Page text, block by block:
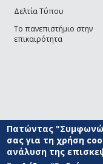
Δελτία Τύπου
Το πανεπιστήμιο στην
επικαιρότητα
© ΠΑΝΕΠΙΣΤΗΜΙΟ ΑΙΓΑΙΟΥ
Πατώντας
σας για τη χρήση
ανάλυση της